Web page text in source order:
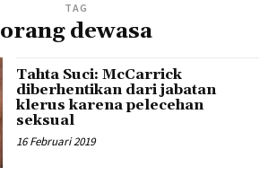
TAG
orang dewasa
Tahta Suci: McCarrick
diberhentikan dari jabatan
klerus karena pelecehan
seksual
16 Februari 2019